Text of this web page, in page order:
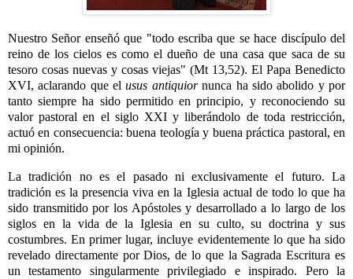
Nuestro Señor enseñó que "todo escriba que se hace discípulo del
reino de los cielos es como el dueño de una casa que saca de su
tesoro cosas nuevas y cosas viejas" (Mt 13,52). El Papa Benedicto
XVI, aclarando que elusus antiquiornunca ha sido abolido y por
tanto siempre ha sido permitido en principio, y reconociendo su
valor pastoral en el siglo XXI y liberándolo de toda restricción,
actuó en consecuencia: buena teología y buena práctica pastoral, en
mi opinión.
La tradición no es el pasado ni exclusivamente el futuro. La
tradición es la presencia viva en la Iglesia actual de todo lo que ha
sido transmitido por los Apóstoles y desarrollado a lo largo de los
siglos en la vida de la Iglesia en su culto, su doctrina y sus
costumbres. En primer lugar, incluye evidentemente lo que ha sido
revelado directamente por Dios, de lo que la Sagrada Escritura es
un testamento singularmente privilegiado e inspirado. Pero la